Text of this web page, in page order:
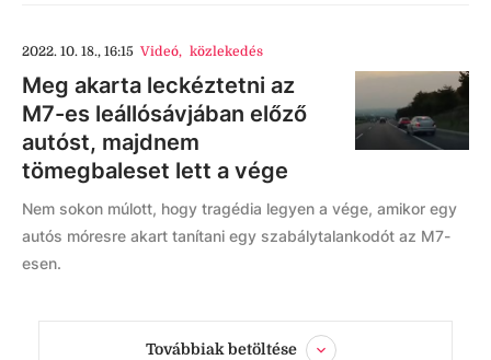
2022. 10. 18., 16:15 Videó, közlekedés
Meg akarta leckéztetni az
M7-es leállósávjában előző
autóst, majdnem
tömegbaleset lett a vége
Nem sokon múlott, hogy tragédia legyen a vége, amikor egy
autós móresre akart tanítani egy szabálytalankodót az M7-
esen.
Továbbiak betöltése